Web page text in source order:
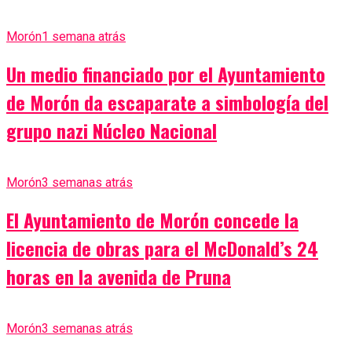
Morón1 semana atrás
Un medio financiado por el Ayuntamiento
de Morón da escaparate a simbología del
grupo nazi Núcleo Nacional
Morón3 semanas atrás
El Ayuntamiento de Morón concede la
licencia de obras para el McDonald’s 24
horas en la avenida de Pruna
Morón3 semanas atrás